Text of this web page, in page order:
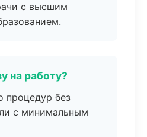
с высшим
на работу?
процедур без
с минимальным